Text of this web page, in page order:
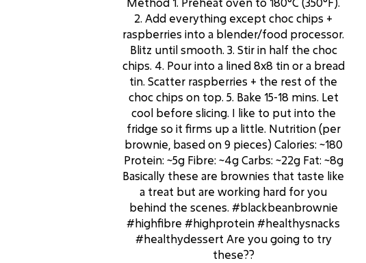
2. Add everything except choc chips +
raspberries into a blender/food processor.
Blitz until smooth. 3. Stir in half the choc
chips. 4. Pour into a lined 8x8 tin or a bread
tin. Scatter raspberries + the rest of the
choc chips on top. 5. Bake 15-18 mins. Let
cool before slicing. I like to put into the
fridge so it firms up a little. Nutrition (per
brownie, based on 9 pieces) Calories: ~180
Protein: ~5g Fibre: ~4g Carbs: ~22g Fat: ~8g
Basically these are brownies that taste like
a treat but are working hard for you
behind the scenes. #blackbeanbrownie
#highfibre #highprotein #healthysnacks
#healthydessert Are you going to try
these??